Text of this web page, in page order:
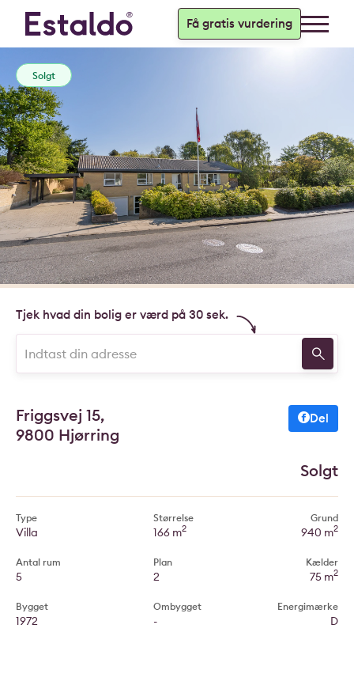
Få gratis vurdering
Solgt
Tjek hvad din bolig er værd på 30 sek.
Friggsvej 15,
9800 Hjørring
Del
Solgt
Type
Villa
Antal rum
5
Bygget
1972
Størrelse
166 m2
Plan
2
Ombygget
-
Grund
940 m2
Kælder
75 m2
Energimærke
D